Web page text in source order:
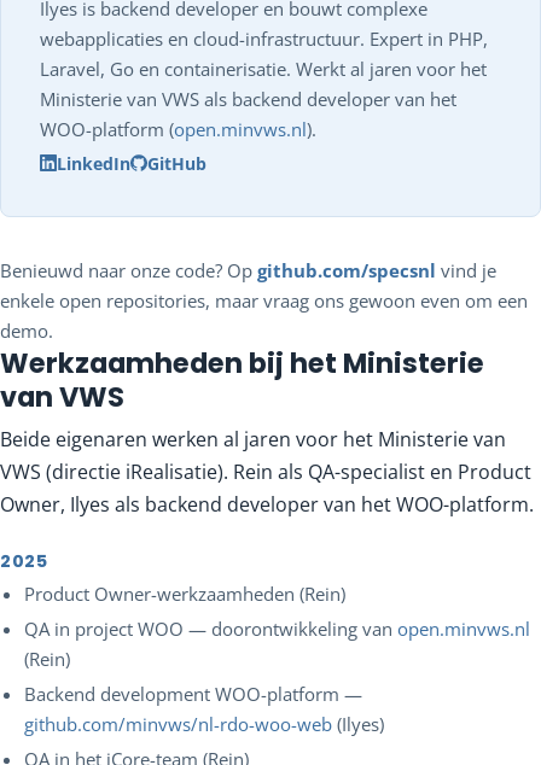
Ilyes is backend developer en bouwt complexe
webapplicaties en cloud-infrastructuur. Expert in PHP,
Laravel, Go en containerisatie. Werkt al jaren voor het
Ministerie van VWS als backend developer van het
WOO-platform (open.minvws.nl).
LinkedIn GitHub
Benieuwd naar onze code? Op github.com/specsnl vind je
enkele open repositories, maar vraag ons gewoon even om een
demo.
Werkzaamheden bij het Ministerie
van VWS
Beide eigenaren werken al jaren voor het Ministerie van
VWS (directie iRealisatie). Rein als QA-specialist en Product
Owner, Ilyes als backend developer van het WOO-platform.
2025
Product Owner-werkzaamheden (Rein)
QA in project WOO — doorontwikkeling van open.minvws.nl
(Rein)
Backend development WOO-platform —
github.com/minvws/nl-rdo-woo-web (Ilyes)
QA in het iCore-team (Rein)